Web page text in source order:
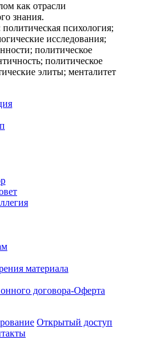
как отрасли
знания.
политическая психология;
исследования;
политическое
политическое
элиты; менталитет
материала
договора-Оферта
Открытый доступ